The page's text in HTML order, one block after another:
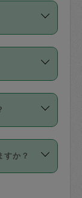
得意
スカ
レビュ
に際
けが
償金額
えて
時間
いま
とが
ありま
ト契約
セル
ありま
るこ
さんを
ジさ
の同意
スカ
関係が
か？